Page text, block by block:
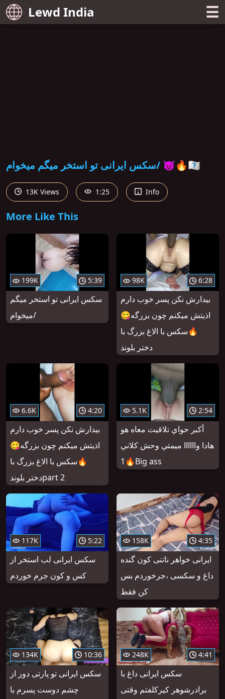
Lewd India ☰
سکس ایرانی تو استخر میگم میخوام/ 😈🔥🇮🇷
13K Views 1:25 Info
More Like This
199K 5:39
سکس ایرانی تو استخر میگم
میخوام/
98K 6:28
بیدارش نکن پسر خوب دارم
اذیتش میکنم چون بزرگه😋
🔥سکس با الاغ بزرگ با
دختر بلوند
6.6K 4:20
بیدارش نکن پسر خوب دارم
اذیتش میکنم چون بزرگه😋
🔥سکس با الاغ بزرگ با
دختر بلوندpart 2
5.1K 2:54
أكبر حواي تلاقيت معاه هو
هادا واااااا ميمتي وحش كلاني
1🔥Big ass
117K 5:22
سکس ایرانی لب استخر از
کس و کون جرم خوردم
158K 4:35
ایرانی خواهر ناتنی کون گنده
داغ و سکسی ،جرخوردم بس
کن فقط
134K 10:36
سکس ایرانی تو پارتی دور از
چشم دوست پسرم با
248K 4:41
سکس ایرانی داغ با
برادرشوهر کیرکلفتم وقتی